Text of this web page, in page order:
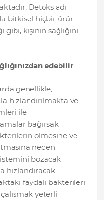
Detoks adı
bitkisel hiçbir ürün
gibi, kişinin sağlığını
edebilir
genellikle,
hızlandırılmakta ve
ile
bağırsak
ölmesine ve
neden
bozacak
hızlandıracak
faydalı bakterileri
çalışmak yeterli